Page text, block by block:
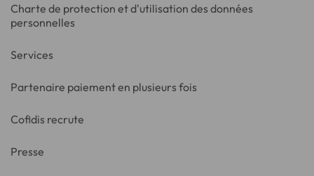
Charte de protection et d'utilisation des données
personnelles
Services
Partenaire paiement en plusieurs fois
Cofidis recrute
Presse